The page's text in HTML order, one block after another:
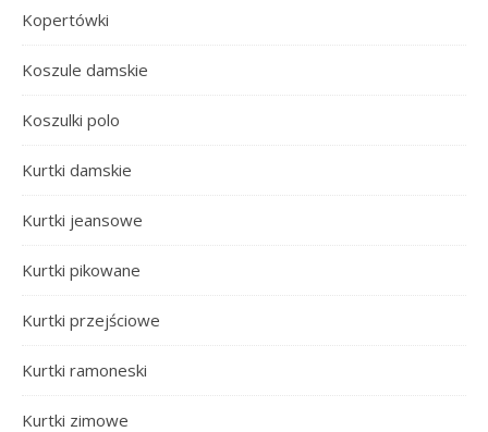
Kopertówki
Koszule damskie
Koszulki polo
Kurtki damskie
Kurtki jeansowe
Kurtki pikowane
Kurtki przejściowe
Kurtki ramoneski
Kurtki zimowe